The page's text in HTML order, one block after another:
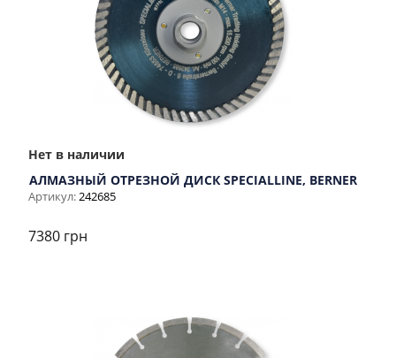
Нет в наличии
АЛМАЗНЫЙ ОТРЕЗНОЙ ДИСК SPECIALLINE, BERNER
Артикул:242685
7380 грн